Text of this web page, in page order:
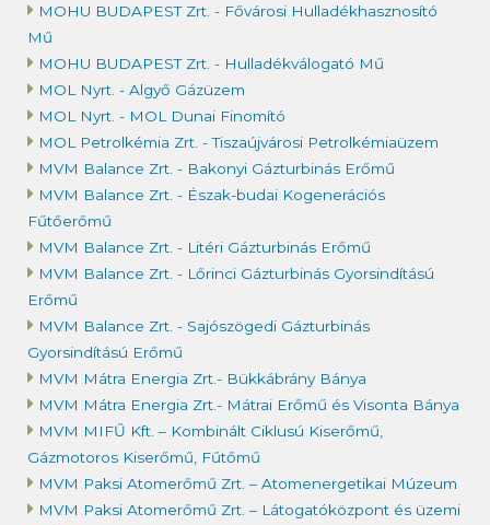
MOHU BUDAPEST Zrt. - Fővárosi Hulladékhasznosító
Mű
MOHU BUDAPEST Zrt. - Hulladékválogató Mű
MOL Nyrt. - Algyő Gázüzem
MOL Nyrt. - MOL Dunai Finomító
MOL Petrolkémia Zrt. - Tiszaújvárosi Petrolkémiaüzem
MVM Balance Zrt. - Bakonyi Gázturbinás Erőmű
MVM Balance Zrt. - Észak-budai Kogenerációs
Fűtőerőmű
MVM Balance Zrt. - Litéri Gázturbinás Erőmű
MVM Balance Zrt. - Lőrinci Gázturbinás Gyorsindítású
Erőmű
MVM Balance Zrt. - Sajószögedi Gázturbinás
Gyorsindítású Erőmű
MVM Mátra Energia Zrt.- Bükkábrány Bánya
MVM Mátra Energia Zrt.- Mátrai Erőmű és Visonta Bánya
MVM MIFŰ Kft. – Kombinált Ciklusú Kiserőmű,
Gázmotoros Kiserőmű, Fűtőmű
MVM Paksi Atomerőmű Zrt. – Atomenergetikai Múzeum
MVM Paksi Atomerőmű Zrt. – Látogatóközpont és üzemi